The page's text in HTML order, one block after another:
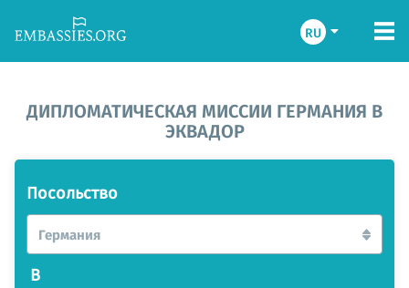
RU
ДИПЛОМАТИЧЕСКАЯ МИССИИ ГЕРМАНИЯ В
ЭКВАДОР
Посольство
Германия
В